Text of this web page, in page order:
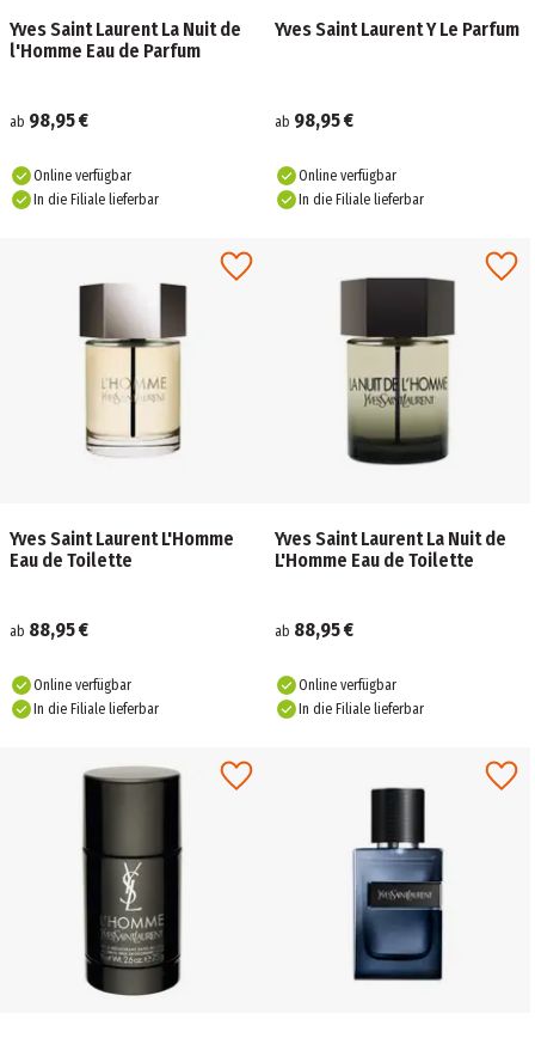
Yves Saint Laurent La Nuit de
l'Homme Eau de Parfum
ab 98,95 €
Online verfügbar
In die Filiale lieferbar
Yves Saint Laurent Y Le Parfum
ab 98,95 €
Online verfügbar
In die Filiale lieferbar
Yves Saint Laurent L'Homme
Eau de Toilette
ab 88,95 €
Online verfügbar
In die Filiale lieferbar
Yves Saint Laurent La Nuit de
L'Homme Eau de Toilette
ab 88,95 €
Online verfügbar
In die Filiale lieferbar